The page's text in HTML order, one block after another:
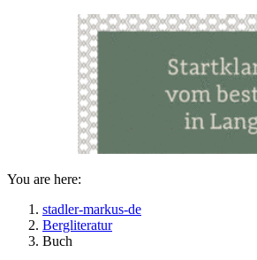
You are here:
stadler-markus-de
Bergliteratur
Buch